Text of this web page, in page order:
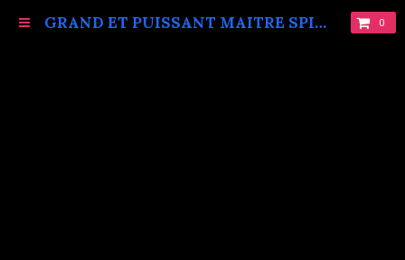
GRAND ET PUISSANT MAITRE SPIRITUEL MARABOUT VAUDOU KOKOUVI.TEL: +229 68619086. 0